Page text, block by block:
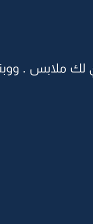
لك ملابس .